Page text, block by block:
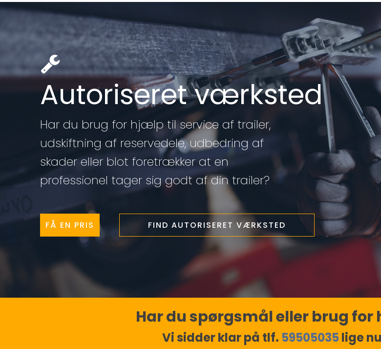
Autoriseret værksted
Har du brug for hjælp til service af trailer,
udskiftning af reservedele, udbedring af
skader eller blot foretrækker at en
professionel tager sig godt af din trailer?
FÅ EN PRIS FIND AUTORISERET VÆRKSTED
Har du spørgsmål eller brug
Vi sidder klar på tlf. 59505035 lige